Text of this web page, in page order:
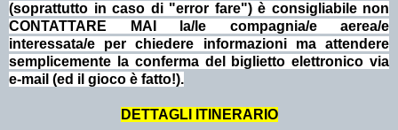
(soprattutto in caso di "error fare") è consigliabile non
CONTATTARE MAI la/le compagnia/e aerea/e
interessata/e per chiedere informazioni ma attendere
semplicemente la conferma del biglietto elettronico via
e-mail (ed il gioco è fatto!).
DETTAGLI ITINERARIO